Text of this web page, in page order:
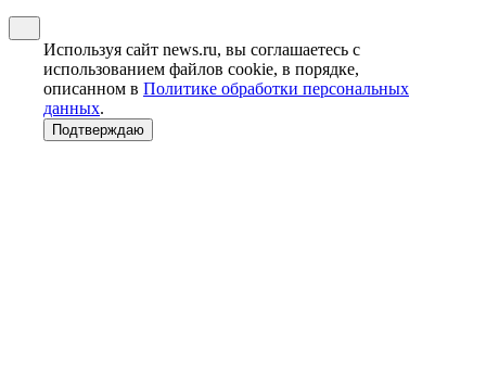
Используя сайт news.ru, вы соглашаетесь с
использованием файлов cookie, в порядке,
описанном в Политике обработки персональных
данных.
Подтверждаю